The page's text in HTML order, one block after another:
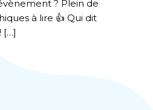
? Plein de
à lire 👍 Qui dit
[…]